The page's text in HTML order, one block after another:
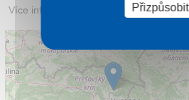
Více informací: humenne.skPřizpůsobit